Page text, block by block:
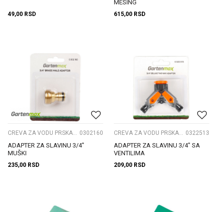
49,00 RSD
MESING
615,00 RSD
0302160
ADAPTER ZA SLAVINU 3/4"
MUŠKI
235,00 RSD
0322513
ADAPTER ZA SLAVINU 3/4" SA
VENTILIMA
209,00 RSD